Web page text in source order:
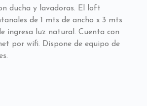
ducha y lavadoras. El loft
de 1 mts de ancho x 3 mts
ingresa luz natural. Cuenta con
por wifi. Dispone de equipo de